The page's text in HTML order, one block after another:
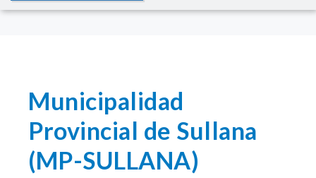
Municipalidad
Provincial de Sullana
(MP-SULLANA)